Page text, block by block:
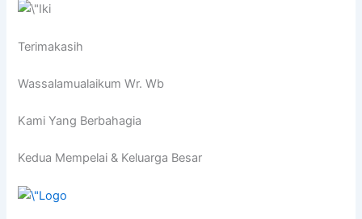
Terimakasih
Wassalamualaikum Wr. Wb
Kami Yang Berbahagia
Kedua Mempelai & Keluarga Besar